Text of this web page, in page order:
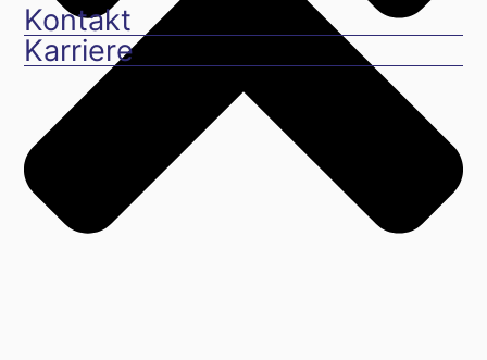
Kontakt
Karriere